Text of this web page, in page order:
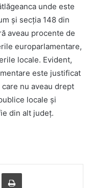
unde este
și secția 148 din
aveau procente de
europarlamentare,
locale. Evident,
este justificat
nu aveau drept
locale și
din alt județ.